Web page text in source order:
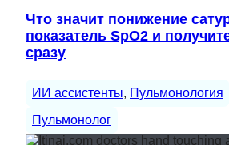
Что значит понижение
показатель SpO2 и
сразу
ИИ ассистенты, Пульмонология
Пульмонолог